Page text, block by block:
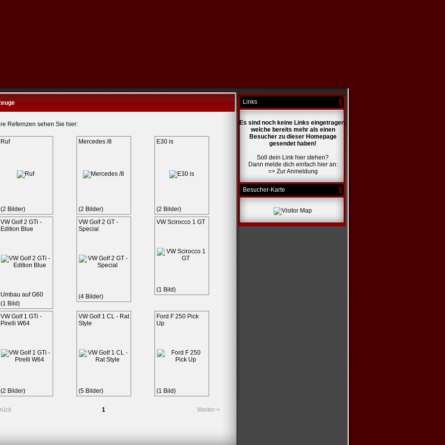
Refernzen sehen Sie hier:
Ruf
(2 Bilder)
Mercedes /8
(2 Bilder)
E30 is
(2 Bilder)
VW Golf 2 GTi -
Edition Blue
Umbau auf G60
(1 Bild)
VW Golf 2 GT -
Special
(4 Bilder)
VW Scirocco 1 GT
(1 Bild)
VW Golf 1 GTi -
Pirelli W64
(2 Bilder)
VW Golf 1 CL - Rat
Style
(5 Bilder)
Ford F 250 Pick
Up
(1 Bild)
1 Weiter->
Links
Es sind noch keine Links eingetragen,
welche bereits mehr als einen
Besucher zu dieser Homepage
gesendet haben!
Soll dein Link hier stehen?
Dann melde dich einfach hier an:
=> Zur Anmeldung
Besucher-Karte